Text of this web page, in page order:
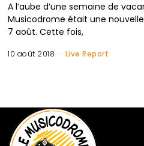
A l’aube d’une semaine de
Musicodrome était une
7 août. Cette fois,
10 août 2018 Live Report